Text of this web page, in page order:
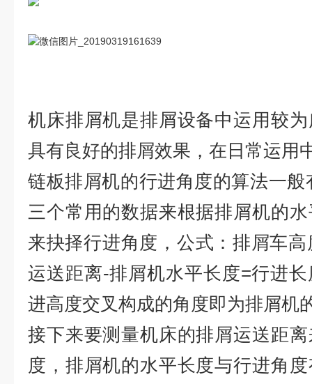
机床排屑机是排屑设备中运用较
具有良好的排屑效果，在日常运用
链板排屑机的行进角度的算法一
三个常用的数据来根据排屑机的
来抉择行进角度，公式：排屑车
运送距离-排屑机水平长度=行进
进高度交叉构成的角度即为排屑机
接下来要测量机床的排屑运送距
度，排屑机的水平长度与行进角